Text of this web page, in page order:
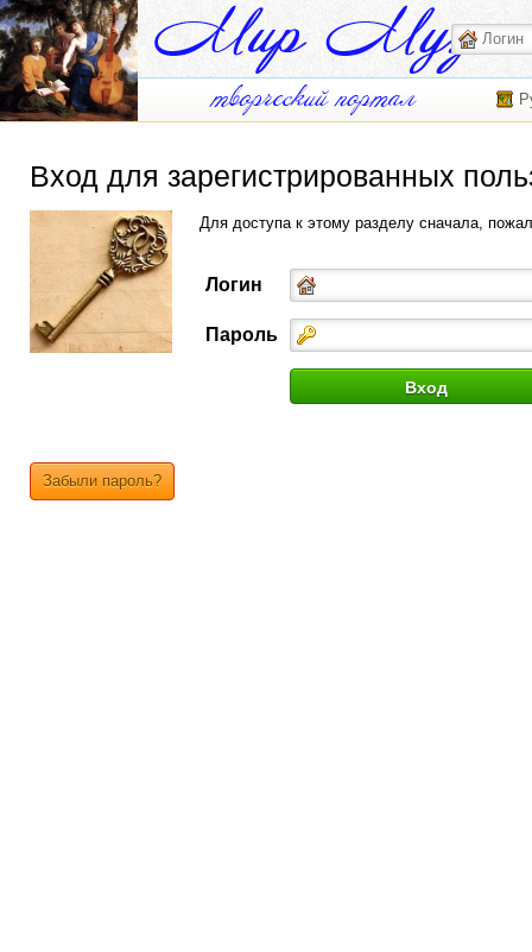
Вход для зарегистрированных
Для доступа к этому разделу сначала,
Логин
Пароль
Забыли пароль?